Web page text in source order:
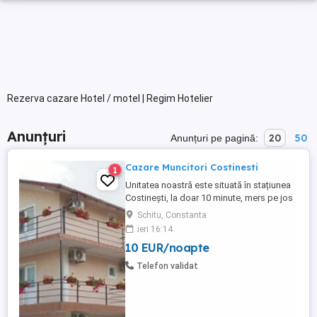
Rezerva cazare Hotel / motel | Regim Hotelier
Anunțuri Anunțuri pe pagină: 20 50
1 Cazare Muncitori Costinesti
Unitatea noastră este situată în stațiunea
Costinești, la doar 10 minute, mers pe jos
până la Plaja Obelisc, 5 minute până la
stația CFR Halta Tabără Costinesti și doar
3 minute până la Parcul de Distracții.
Capacitatea de cazare este peste 60
locuri serie în camere duble și camere
Schitu, Constanta
ieri 16:14
10 EUR/noapte
Telefon validat